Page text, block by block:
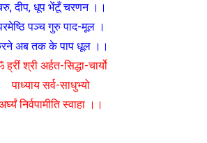
दीप, धूप भेंटूँ चरणन ।।
पञ्च गुरु पाद-मूल ।
अब तक के पाप धूल ।।
ह्रीं श्री अर्हत-सिद्धा-चार्यो
पाध्याय सर्व-साधुभ्यो
निर्वपामीति स्वाहा ।।